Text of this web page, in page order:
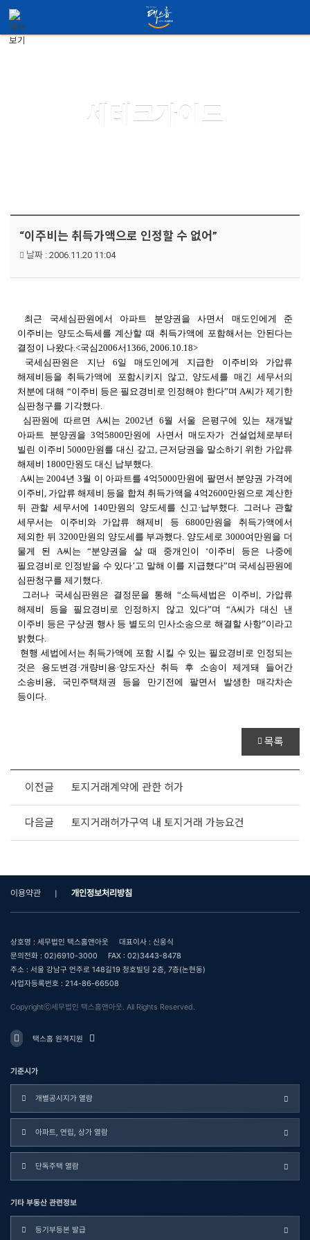
메뉴 건너뛰기
세테크가이드
“이주비는 취득가액으로 인정할 수 없어”
날짜 : 2006.11.20 11:04
최근 국세심판원에서 아파트 분양권을 사면서 매도인에게 준
이주비는 양도소득세를 계산할 때 취득가액에 포함해서는 안된다는
결정이 나왔다.<국심2006서1366, 2006.10.18>
국세심판원은 지난 6일 매도인에게 지급한 이주비와 가압류
해제비등을 취득가액에 포함시키지 않고, 양도세를 매긴 세무서의
처분에 대해 “이주비 등은 필요경비로 인정해야 한다”며 A씨가 제기한
심판청구를 기각했다.
심판원에 따르면 A씨는 2002년 6월 서울 은평구에 있는 재개발
아파트 분양권을 3억5800만원에 사면서 매도자가 건설업체로부터
빌린 이주비 5000만원를 대신 갚고, 근저당권을 말소하기 위한 가압류
해제비 1800만원도 대신 납부했다.
A씨는 2004년 3월 이 아파트를 4억5000만원에 팔면서 분양권 가격에
이주비, 가압류 해제비 등을 합쳐 취득가액을 4억2600만원으로 계산한
뒤 관할 세무서에 140만원의 양도세를 신고·납부했다. 그러나 관할
세무서는 이주비와 가압류 해제비 등 6800만원을 취득가액에서
제외한 뒤 3200만원의 양도세를 부과했다. 양도세로 3000여만원을 더
물게 된 A씨는 “분양권을 살 때 중개인이 ‘이주비 등은 나중에
필요경비로 인정받을 수 있다’고 말해 이를 지급했다”며 국세심판원에
심판청구를 제기했다.
그러나 국세심판원은 결정문을 통해 “소득세법은 이주비, 가압류
해제비 등을 필요경비로 인정하지 않고 있다”며 “A씨가 대신 낸
이주비 등은 구상권 행사 등 별도의 민사소송으로 해결할 사항”이라고
밝혔다.
현행 세법에서는 취득가액에 포함 시킬 수 있는 필요경비로 인정되는
것은 용도변경·개량비용·양도자산 취득 후 소송이 제게돼 들어간
소송비용, 국민주택채권 등을 만기전에 팔면서 발생한 매각차손
등이다.
목록
이전글 토지거래계약에 관한 허가
다음글 토지거래허가구역 내 토지거래 가능요건
이용약관 개인정보처리방침
상호명 : 세무법인 택스홈앤아웃
대표이사 : 신웅식
문의전화 : 02)6910-3000
FAX : 02)3443-8478
주소 : 서울 강남구 언주로 148길19 청호빌딩 2층, 7층(논현동)
사업자등록번호 : 214-86-66508
Copyrightⓒ세무법인 택스홈앤아웃. All Rights Reserved.
택스홈 원격지원
기준시가
개별공시지가 열람
아파트, 연립, 상가 열람
단독주택 열람
기타 부동산 관련정보
등기부등본 발급